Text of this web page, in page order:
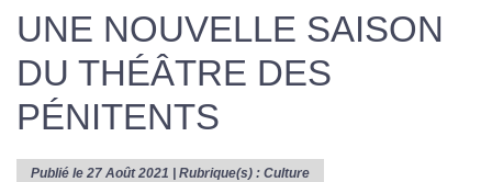
UNE NOUVELLE SAISON
DU THÉÂTRE DES
PÉNITENTS
Publié le 27 Août 2021 | Rubrique(s) : Culture